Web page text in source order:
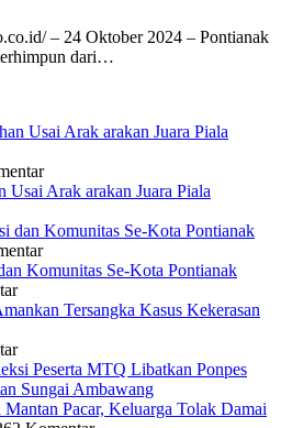
– 24 Oktober 2024 – Pontianak
dari…
Arak arakan Juara Piala
Komunitas Se-Kota Pontianak
Tersangka Kasus Kekerasan
Peserta MTQ Libatkan Ponpes
Sungai Ambawang